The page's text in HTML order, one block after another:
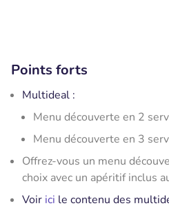
Points forts
Multideal :
Menu découverte en 2
Menu découverte en 3
Offrez-vous un menu
choix avec un apéritif inclus
Voir ici le contenu des